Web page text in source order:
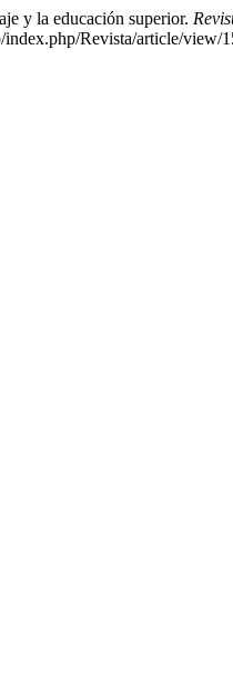
y la educación superior.
Revista/article/view/